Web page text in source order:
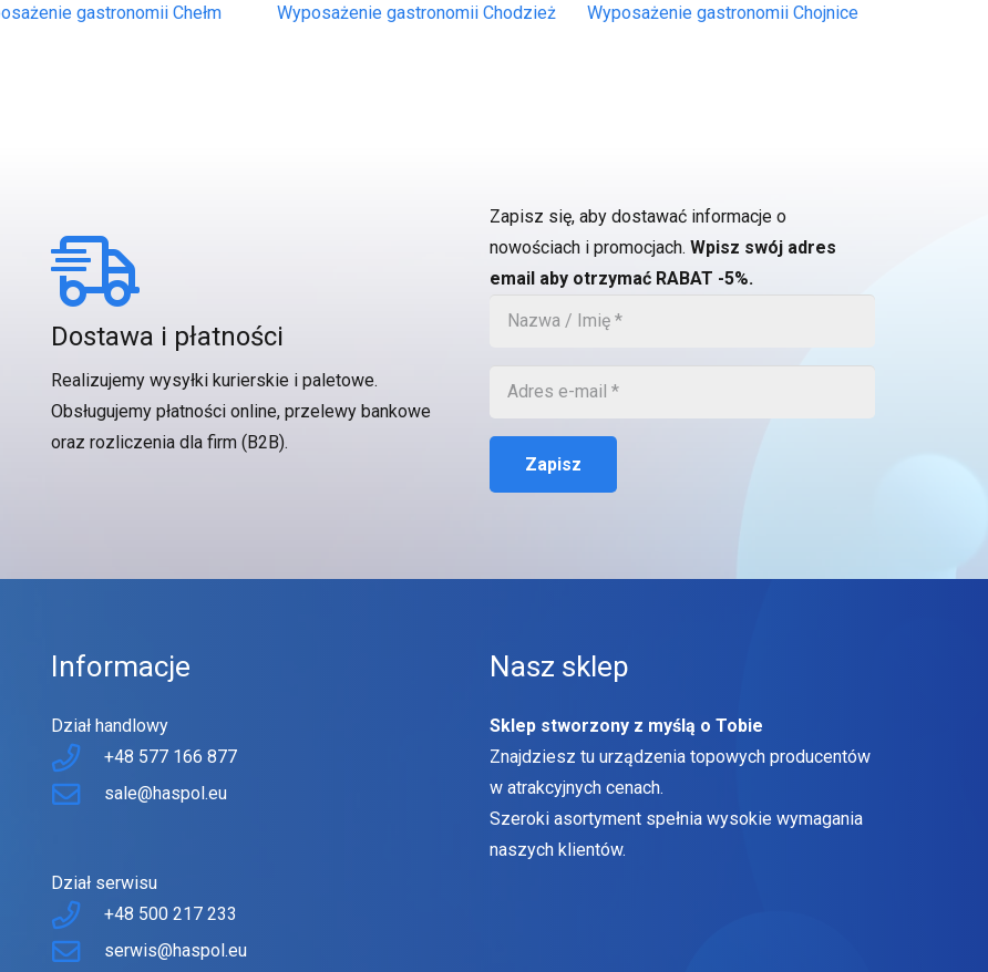
gastronomii Chełm Wyposażenie gastronomii Chodzież Wyposażenie gastronomii Chojnice
Dostawa i płatności
Realizujemy wysyłki kurierskie i paletowe.
Obsługujemy płatności online, przelewy bankowe
oraz rozliczenia dla firm (B2B).
Zapisz się, aby dostawać informacje o
nowościach i promocjach. Wpisz swój adres
email aby otrzymać RABAT -5%.
Zapisz
Informacje
Dział handlowy
+48 577 166 877
sale@haspol.eu
Dział serwisu
+48 500 217 233
serwis@haspol.eu
Nasz sklep
Sklep stworzony z myślą o Tobie
Znajdziesz tu urządzenia topowych producentów
w atrakcyjnych cenach.
Szeroki asortyment spełnia wysokie wymagania
naszych klientów.